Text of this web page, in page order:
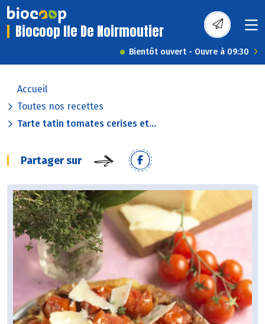
Biocoop Ile De Noirmoutier
Bientôt ouvert - Ouvre à 09:30
Accueil
Toutes nos recettes
Tarte tatin tomates cerises et...
Partager sur